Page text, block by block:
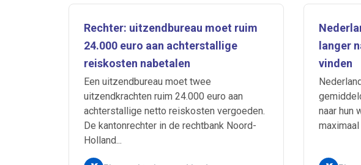
Rechter: uitzendbureau moet ruim
24.000 euro aan achterstallige
reiskosten nabetalen
Een uitzendbureau moet twee
uitzendkrachten ruim 24.000 euro aan
achterstallige netto reiskosten vergoeden.
De kantonrechter in de rechtbank Noord-
Holland...
langer
vinden
naar hun
maximaal